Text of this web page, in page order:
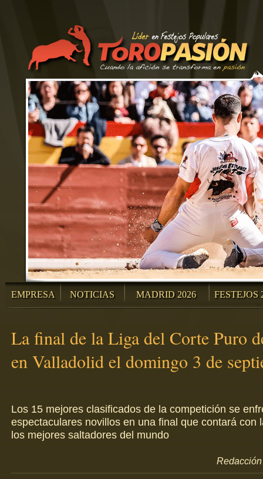
EMPRESA NOTICIAS MADRID 2026 FESTEJOS
La final de la Liga del Corte Puro
en Valladolid el domingo 3 de
Los 15 mejores clasificados de la competición se
espectaculares novillos en una final que contará con
los mejores saltadores del mundo